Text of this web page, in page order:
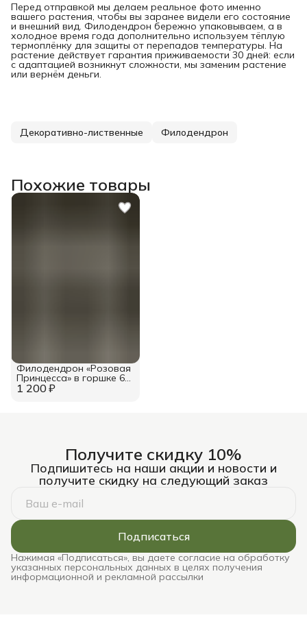
Перед отправкой мы делаем реальное фото именно
вашего растения, чтобы вы заранее видели его состояние
и внешний вид. Филодендрон бережно упаковываем, а в
холодное время года дополнительно используем тёплую
термоплёнку для защиты от перепадов температуры. На
растение действует гарантия приживаемости 30 дней: если
с адаптацией возникнут сложности, мы заменим растение
или вернём деньги.
Декоративно-лиственные Филодендрон
Похожие товары
1 200 ₽
Филодендрон «Розовая
Принцесса» в горшке 6
см
Получите скидку 10%
Подпишитесь на наши акции и новости и
получите скидку на следующий заказ
Подписаться
Нажимая «Подписаться», вы даете согласие на обработку
указанных персональных данных в целях получения
информационной и рекламной рассылки